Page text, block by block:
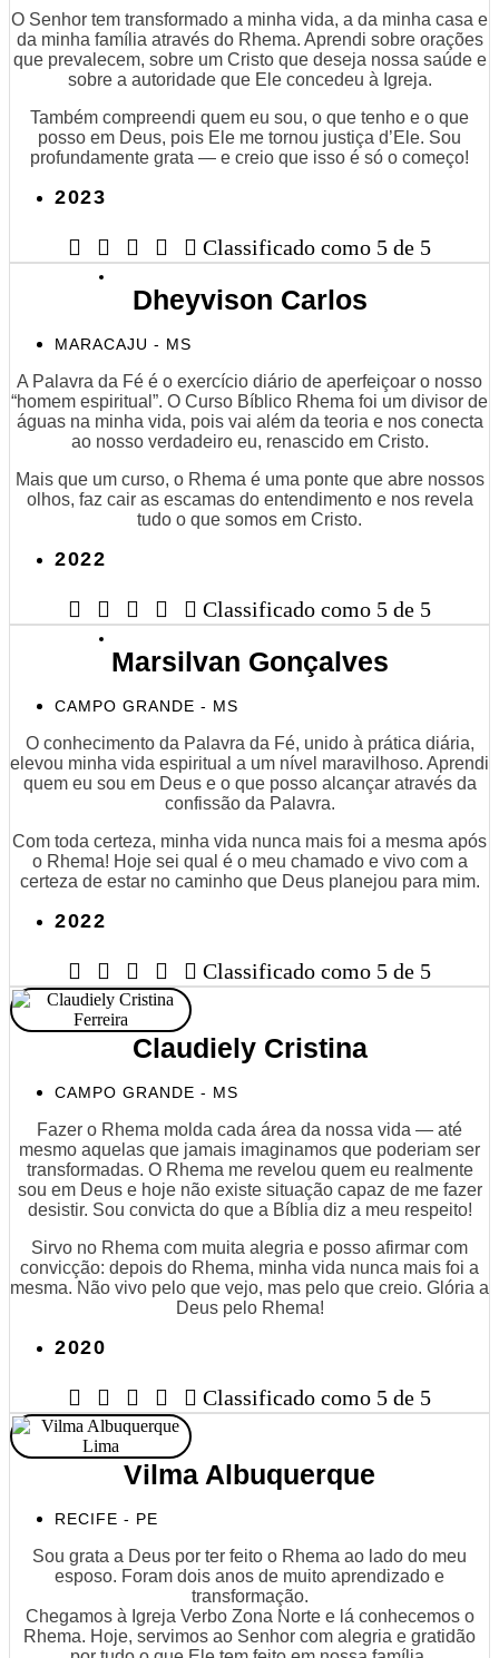
O Senhor tem transformado a minha vida, a da minha casa e
da minha família através do Rhema. Aprendi sobre orações
que prevalecem, sobre um Cristo que deseja nossa saúde e
sobre a autoridade que Ele concedeu à Igreja.
Também compreendi quem eu sou, o que tenho e o que
posso em Deus, pois Ele me tornou justiça d’Ele. Sou
profundamente grata — e creio que isso é só o começo!
2023
     Classificado como 5 de 5
Dheyvison Carlos
MARACAJU - MS
A Palavra da Fé é o exercício diário de aperfeiçoar o nosso
“homem espiritual”. O Curso Bíblico Rhema foi um divisor de
águas na minha vida, pois vai além da teoria e nos conecta
ao nosso verdadeiro eu, renascido em Cristo.
Mais que um curso, o Rhema é uma ponte que abre nossos
olhos, faz cair as escamas do entendimento e nos revela
tudo o que somos em Cristo.
2022
     Classificado como 5 de 5
Marsilvan Gonçalves
CAMPO GRANDE - MS
O conhecimento da Palavra da Fé, unido à prática diária,
elevou minha vida espiritual a um nível maravilhoso. Aprendi
quem eu sou em Deus e o que posso alcançar através da
confissão da Palavra.
Com toda certeza, minha vida nunca mais foi a mesma após
o Rhema! Hoje sei qual é o meu chamado e vivo com a
certeza de estar no caminho que Deus planejou para mim.
2022
     Classificado como 5 de 5
Claudiely Cristina
CAMPO GRANDE - MS
Fazer o Rhema molda cada área da nossa vida — até
mesmo aquelas que jamais imaginamos que poderiam ser
transformadas. O Rhema me revelou quem eu realmente
sou em Deus e hoje não existe situação capaz de me fazer
desistir. Sou convicta do que a Bíblia diz a meu respeito!
Sirvo no Rhema com muita alegria e posso afirmar com
convicção: depois do Rhema, minha vida nunca mais foi a
mesma. Não vivo pelo que vejo, mas pelo que creio. Glória a
Deus pelo Rhema!
2020
     Classificado como 5 de 5
Vilma Albuquerque
RECIFE - PE
Sou grata a Deus por ter feito o Rhema ao lado do meu
esposo. Foram dois anos de muito aprendizado e
transformação.
Chegamos à Igreja Verbo Zona Norte e lá conhecemos o
Rhema. Hoje, servimos ao Senhor com alegria e gratidão